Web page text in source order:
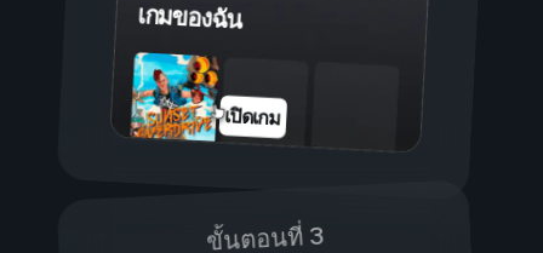
เกมของฉัน
เปิดเกม
ขั้นตอนที่ 3